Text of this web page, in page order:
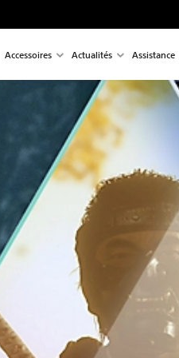
Accessoires Actualités Assistance